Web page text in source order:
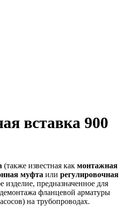
вставка 900
(также известная как монтажная
муфта или регулировочная
предназначенное для
фланцевой арматуры
на трубопроводах.